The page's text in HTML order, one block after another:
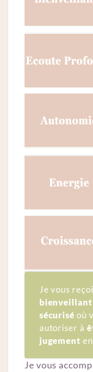
Je vous
bienveillant
sécurisé où
autoriser à
jugement
Je vous